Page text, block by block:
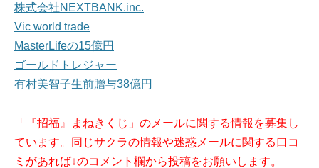
株式会社NEXTBANK.inc.
Vic world trade
MasterLifeの15億円
ゴールドトレジャー
有村美智子生前贈与38億円
「『招福』まねきくじ」のメールに関する情報を募集し
ています。同じサクラの情報や迷惑メールに関する口コ
ミがあれば↓のコメント欄から投稿をお願いします。